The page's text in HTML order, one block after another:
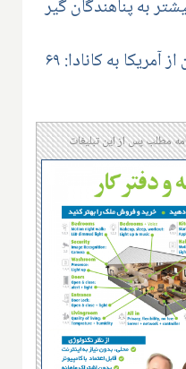
به پناهندگان گیر
نرخ قبولی پناهندگان از آمریکا به کانادا: ۶۹
مطلب پس از این تبلیغات